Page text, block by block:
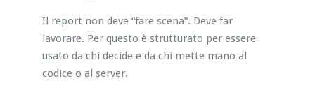
Il report non deve “fare scena”. Deve far
lavorare. Per questo è strutturato per essere
usato da chi decide e da chi mette mano al
codice o al server.